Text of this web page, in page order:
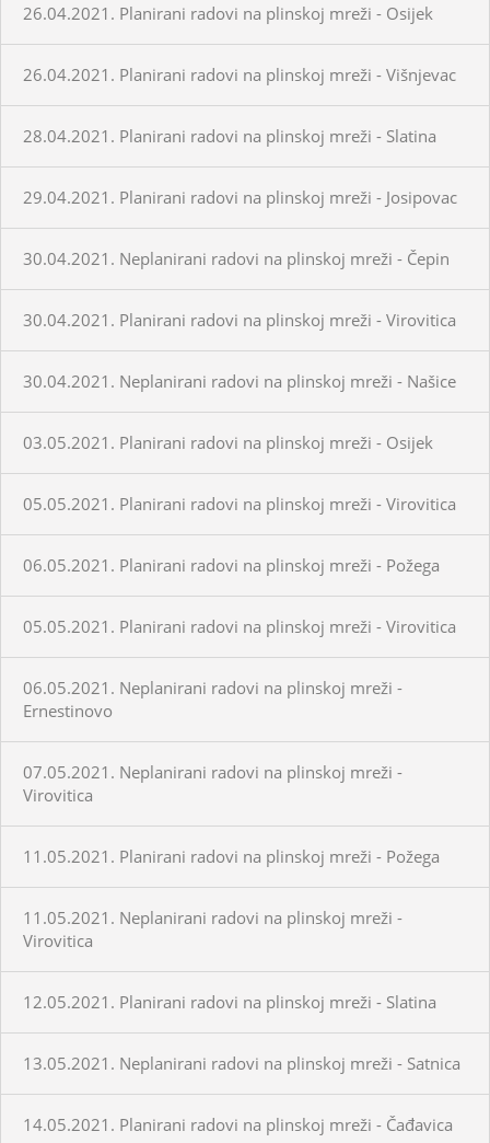
26.04.2021. Planirani radovi na plinskoj mreži - Osijek
26.04.2021. Planirani radovi na plinskoj mreži - Višnjevac
28.04.2021. Planirani radovi na plinskoj mreži - Slatina
29.04.2021. Planirani radovi na plinskoj mreži - Josipovac
30.04.2021. Neplanirani radovi na plinskoj mreži - Čepin
30.04.2021. Planirani radovi na plinskoj mreži - Virovitica
30.04.2021. Neplanirani radovi na plinskoj mreži - Našice
03.05.2021. Planirani radovi na plinskoj mreži - Osijek
05.05.2021. Planirani radovi na plinskoj mreži - Virovitica
06.05.2021. Planirani radovi na plinskoj mreži - Požega
05.05.2021. Planirani radovi na plinskoj mreži - Virovitica
06.05.2021. Neplanirani radovi na plinskoj mreži -
Ernestinovo
07.05.2021. Neplanirani radovi na plinskoj mreži -
Virovitica
11.05.2021. Planirani radovi na plinskoj mreži - Požega
11.05.2021. Neplanirani radovi na plinskoj mreži -
Virovitica
12.05.2021. Planirani radovi na plinskoj mreži - Slatina
13.05.2021. Neplanirani radovi na plinskoj mreži - Satnica
14.05.2021. Planirani radovi na plinskoj mreži - Čađavica